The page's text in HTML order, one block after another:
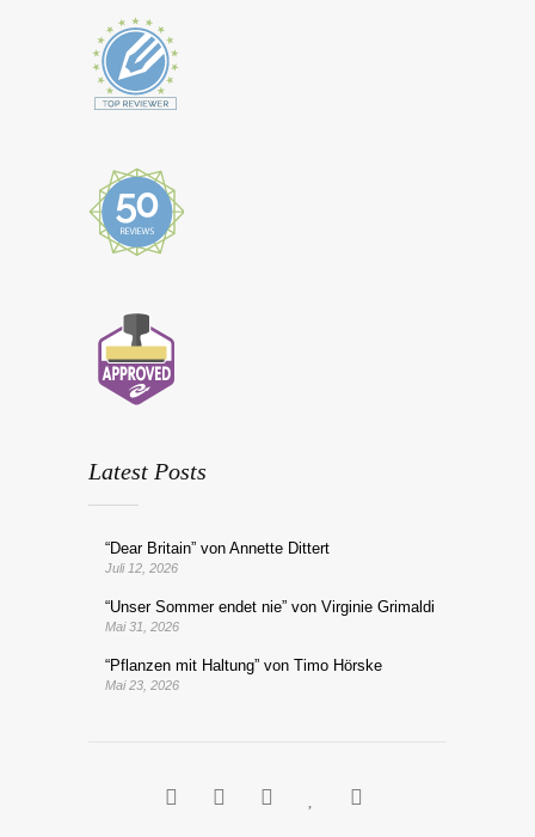
Latest Posts
“Dear Britain” von Annette Dittert
Juli 12, 2026
“Unser Sommer endet nie” von Virginie Grimaldi
Mai 31, 2026
“Pflanzen mit Haltung” von Timo Hörske
Mai 23, 2026